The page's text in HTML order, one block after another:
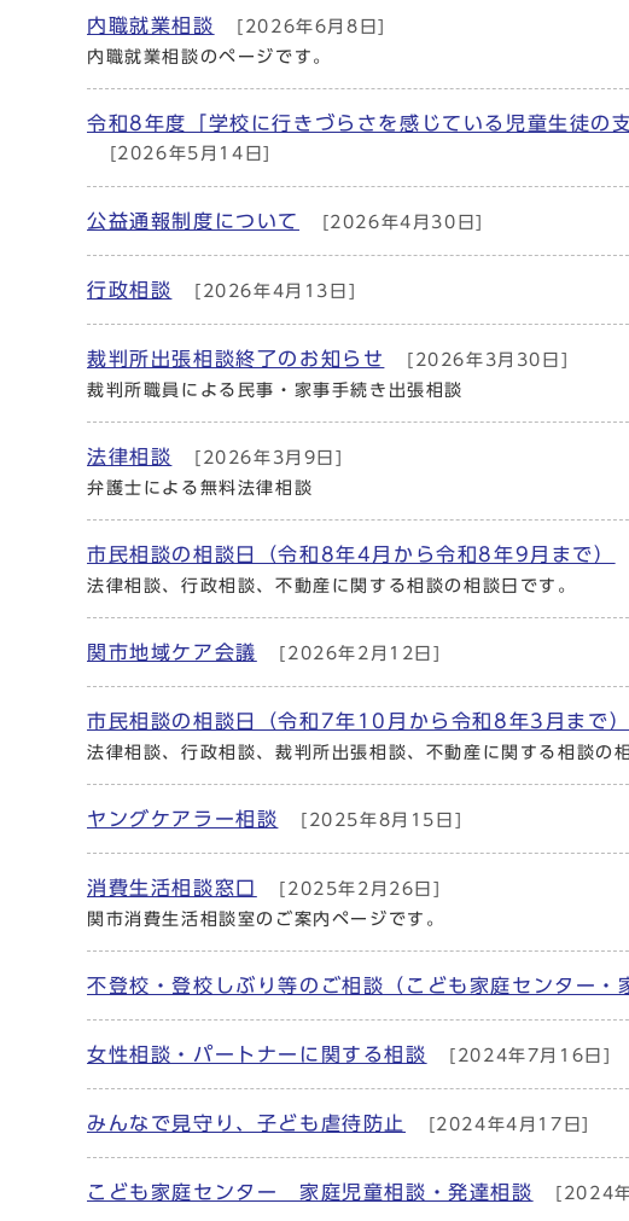
内職就業相談
[2026年6月8日]
内職就業相談のページです。
令和8年度「学校に行きづらさを感じている児童生徒の
[2026年5月14日]
公益通報制度について [2026年4月30日]
行政相談 [2026年4月13日]
裁判所出張相談終了のお知らせ
[2026年3月30日]
裁判所職員による民事・家事手続き出張相談
法律相談
[2026年3月9日]
弁護士による無料法律相談
市民相談の相談日（令和8年4月から令和8年9月まで）
法律相談、行政相談、不動産に関する相談の相談日です。
関市地域ケア会議 [2026年2月12日]
市民相談の相談日（令和7年10月から令和8年3月まで）
法律相談、行政相談、裁判所出張相談、不動産に関する相談の
ヤングケアラー相談 [2025年8月15日]
消費生活相談窓口
[2025年2月26日]
関市消費生活相談室のご案内ページです。
不登校・登校しぶり等のご相談（こども家庭センター・
女性相談・パートナーに関する相談 [2024年7月16日]
みんなで見守り、子ども虐待防止 [2024年4月17日]
こども家庭センター 家庭児童相談・発達相談 [2024